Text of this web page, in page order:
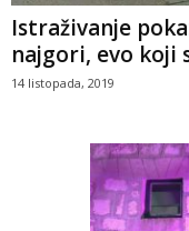
Istraživanje
najgori, evo koji
14 listopada, 2019